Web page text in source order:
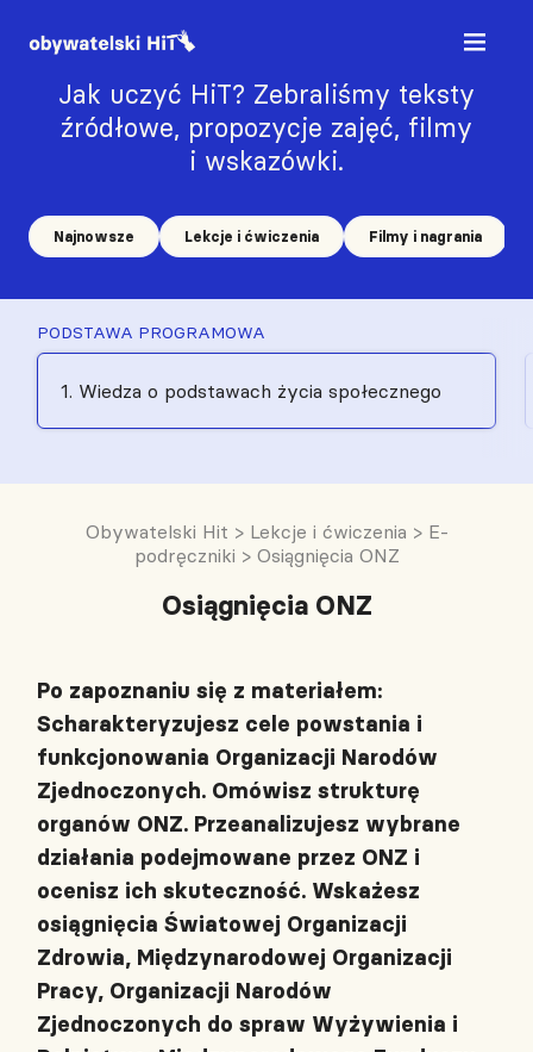
Jak uczyć HiT? Zebraliśmy teksty
źródłowe, propozycje zajęć, filmy
i wskazówki.
Najnowsze Lekcje i ćwiczenia Filmy i nagrania
PODSTAWA PROGRAMOWA
1. Wiedza o podstawach życia społecznego
Obywatelski Hit > Lekcje i ćwiczenia > E-
podręczniki > Osiągnięcia ONZ
Osiągnięcia ONZ
Po zapoznaniu się z materiałem:
Scharakteryzujesz cele powstania i
funkcjonowania Organizacji Narodów
Zjednoczonych. Omówisz strukturę
organów ONZ. Przeanalizujesz wybrane
działania podejmowane przez ONZ i
ocenisz ich skuteczność. Wskażesz
osiągnięcia Światowej Organizacji
Zdrowia, Międzynarodowej Organizacji
Pracy, Organizacji Narodów
Zjednoczonych do spraw Wyżywienia i